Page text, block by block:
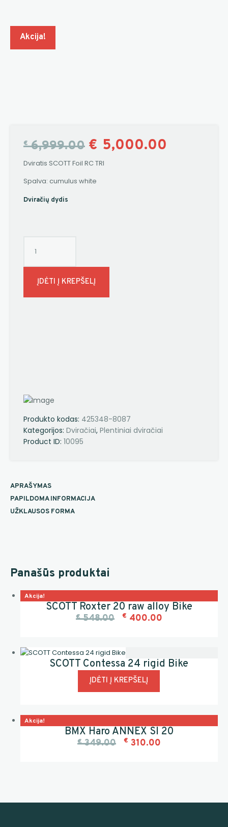
Akcija!
€ 6,999.00 € 5,000.00
Dviratis SCOTT Foil RC TRI
Spalva: cumulus white
Dviračių dydis
ĮDĖTI Į KREPŠELĮ
Produkto kodas: 425348-8087
Kategorijos: Dviračiai, Plentiniai dviračiai
Product ID: 10095
APRAŠYMAS
PAPILDOMA INFORMACIJA
UŽKLAUSOS FORMA
Panašūs produktai
Akcija!
SCOTT Roxter 20 raw alloy Bike
€ 548.00 € 400.00
SCOTT Contessa 24 rigid Bike
ĮDĖTI Į KREPŠELĮ
Akcija!
BMX Haro ANNEX SI 20
€ 349.00 € 310.00